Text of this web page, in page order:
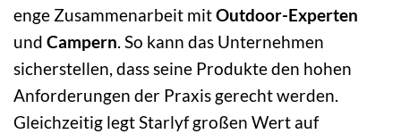
enge Zusammenarbeit mitOutdoor-Experten
und Campern. So kann das Unternehmen
sicherstellen, dass seine Produkte den hohen
Anforderungen der Praxis gerecht werden.
Gleichzeitig legt Starlyf großen Wert auf